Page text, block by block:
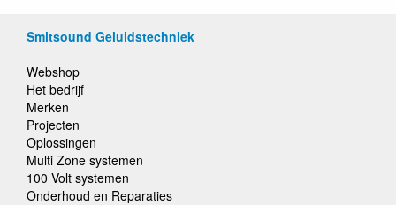
Smitsound Geluidstechniek
Webshop
Het bedrijf
Merken
Projecten
Oplossingen
Multi Zone systemen
100 Volt systemen
Onderhoud en Reparaties